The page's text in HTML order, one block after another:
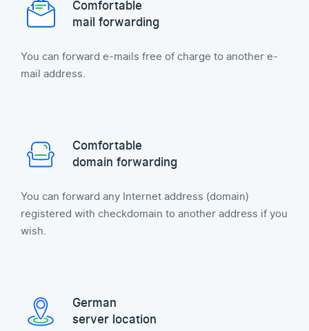
Comfortable
mail forwarding
You can forward e-mails free of charge to another e-
mail address.
Comfortable
domain forwarding
You can forward any Internet address (domain)
registered with checkdomain to another address if you
wish.
German
server location